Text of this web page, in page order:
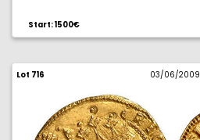
Start: 1500€
Lot 716 03/06/2009